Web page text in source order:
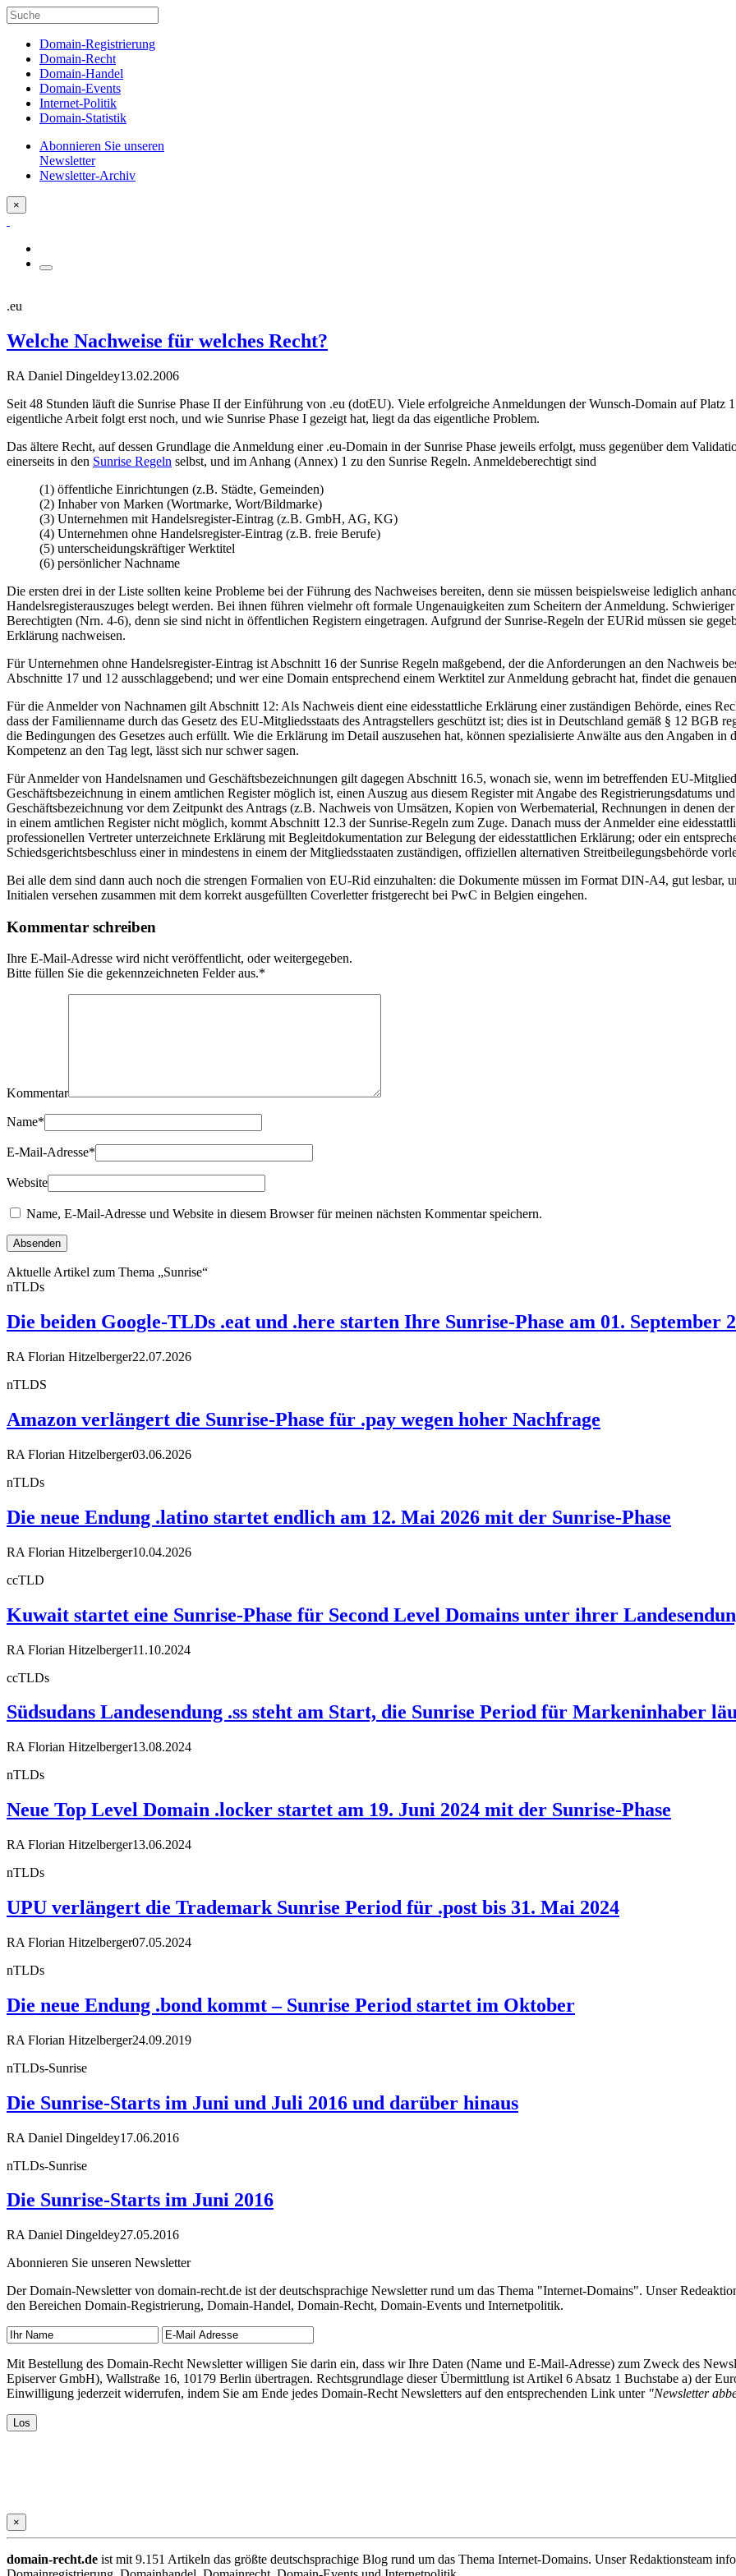
Domain-Registrierung
Domain-Recht
Domain-Handel
Domain-Events
Internet-Politik
Domain-Statistik
Abonnieren Sie unseren
Newsletter
Newsletter-Archiv
×
.eu
Welche Nachweise für welches Recht?
RA Daniel Dingeldey13.02.2006
Seit 48 Stunden läuft die Sunrise Phase II der Einführung von .eu (dotEU). Viele erfolgreiche Anmeldungen der Wunsch-Domain auf Platz
eigentliche Arbeit folgt erst noch, und wie Sunrise Phase I gezeigt hat, liegt da das eigentliche Problem.
Das ältere Recht, auf dessen Grundlage die Anmeldung einer .eu-Domain in der Sunrise Phase jeweils erfolgt, muss gegenüber dem
einerseits in den Sunrise Regeln selbst, und im Anhang (Annex) 1 zu den Sunrise Regeln. Anmeldeberechtigt sind
(1) öffentliche Einrichtungen (z.B. Städte, Gemeinden)
(2) Inhaber von Marken (Wortmarke, Wort/Bildmarke)
(3) Unternehmen mit Handelsregister-Eintrag (z.B. GmbH, AG, KG)
(4) Unternehmen ohne Handelsregister-Eintrag (z.B. freie Berufe)
(5) unterscheidungskräftiger Werktitel
(6) persönlicher Nachname
Die ersten drei in der Liste sollten keine Probleme bei der Führung des Nachweises bereiten, denn sie müssen beispielsweise lediglich
Handelsregisterauszuges belegt werden. Bei ihnen führen vielmehr oft formale Ungenauigkeiten zum Scheitern der Anmeldung.
Berechtigten (Nrn. 4-6), denn sie sind nicht in öffentlichen Registern eingetragen. Aufgrund der Sunrise-Regeln der EURid müssen sie
Erklärung nachweisen.
Für Unternehmen ohne Handelsregister-Eintrag ist Abschnitt 16 der Sunrise Regeln maßgebend, der die Anforderungen an den Nachweis
Abschnitte 17 und 12 ausschlaggebend; und wer eine Domain entsprechend einem Werktitel zur Anmeldung gebracht hat, findet die
Für die Anmelder von Nachnamen gilt Abschnitt 12: Als Nachweis dient eine eidesstattliche Erklärung einer zuständigen Behörde, eines
dass der Familienname durch das Gesetz des EU-Mitgliedsstaats des Antragstellers geschützt ist; dies ist in Deutschland gemäß § 12 BGB
die Bedingungen des Gesetzes auch erfüllt. Wie die Erklärung im Detail auszusehen hat, können spezialisierte Anwälte aus den Angaben in
Kompetenz an den Tag legt, lässt sich nur schwer sagen.
Für Anmelder von Handelsnamen und Geschäftsbezeichnungen gilt dagegen Abschnitt 16.5, wonach sie, wenn im betreffenden EU-
Geschäftsbezeichnung in einem amtlichen Register möglich ist, einen Auszug aus diesem Register mit Angabe des Registrierungsdatums
Geschäftsbezeichnung vor dem Zeitpunkt des Antrags (z.B. Nachweis von Umsätzen, Kopien von Werbematerial, Rechnungen in denen
in einem amtlichen Register nicht möglich, kommt Abschnitt 12.3 der Sunrise-Regeln zum Zuge. Danach muss der Anmelder eine
professionellen Vertreter unterzeichnete Erklärung mit Begleitdokumentation zur Belegung der eidesstattlichen Erklärung; oder ein
Schiedsgerichtsbeschluss einer in mindestens in einem der Mitgliedsstaaten zuständigen, offiziellen alternativen Streitbeilegungsbehörde
Bei alle dem sind dann auch noch die strengen Formalien von EU-Rid einzuhalten: die Dokumente müssen im Format DIN-A4, gut lesbar,
Initialen versehen zusammen mit dem korrekt ausgefüllten Coverletter fristgerecht bei PwC in Belgien eingehen.
Kommentar schreiben
Ihre E-Mail-Adresse wird nicht veröffentlicht, oder weitergegeben.
Bitte füllen Sie die gekennzeichneten Felder aus.*
Kommentar
Name*
E-Mail-Adresse*
Website
Name, E-Mail-Adresse und Website in diesem Browser für meinen nächsten Kommentar speichern.
Aktuelle Artikel zum Thema „Sunrise“
nTLDs
Die beiden Google-TLDs .eat und .here starten Ihre Sunrise-Phase am 01. September
RA Florian Hitzelberger22.07.2026
nTLDS
Amazon verlängert die Sunrise-Phase für .pay wegen hoher Nachfrage
RA Florian Hitzelberger03.06.2026
nTLDs
Die neue Endung .latino startet endlich am 12. Mai 2026 mit der Sunrise-Phase
RA Florian Hitzelberger10.04.2026
ccTLD
Kuwait startet eine Sunrise-Phase für Second Level Domains unter ihrer
RA Florian Hitzelberger11.10.2024
ccTLDs
Südsudans Landesendung .ss steht am Start, die Sunrise Period für Markeninhaber
RA Florian Hitzelberger13.08.2024
nTLDs
Neue Top Level Domain .locker startet am 19. Juni 2024 mit der Sunrise-Phase
RA Florian Hitzelberger13.06.2024
nTLDs
UPU verlängert die Trademark Sunrise Period für .post bis 31. Mai 2024
RA Florian Hitzelberger07.05.2024
nTLDs
Die neue Endung .bond kommt – Sunrise Period startet im Oktober
RA Florian Hitzelberger24.09.2019
nTLDs-Sunrise
Die Sunrise-Starts im Juni und Juli 2016 und darüber hinaus
RA Daniel Dingeldey17.06.2016
nTLDs-Sunrise
Die Sunrise-Starts im Juni 2016
RA Daniel Dingeldey27.05.2016
Abonnieren Sie unseren Newsletter
Der Domain-Newsletter von domain-recht.de ist der deutschsprachige Newsletter rund um das Thema "Internet-Domains". Unser
den Bereichen Domain-Registrierung, Domain-Handel, Domain-Recht, Domain-Events und Internetpolitik.
Mit Bestellung des Domain-Recht Newsletter willigen Sie darin ein, dass wir Ihre Daten (Name und E-Mail-Adresse) zum Zweck des
Episerver GmbH), Wallstraße 16, 10179 Berlin übertragen. Rechtsgrundlage dieser Übermittlung ist Artikel 6 Absatz 1 Buchstabe a) der
Einwilligung jederzeit widerrufen, indem Sie am Ende jedes Domain-Recht Newsletters auf den entsprechenden Link unter "Newsletter
×
domain-recht.de ist mit 9.151 Artikeln das größte deutschsprachige Blog rund um das Thema Internet-Domains. Unser Redaktionsteam